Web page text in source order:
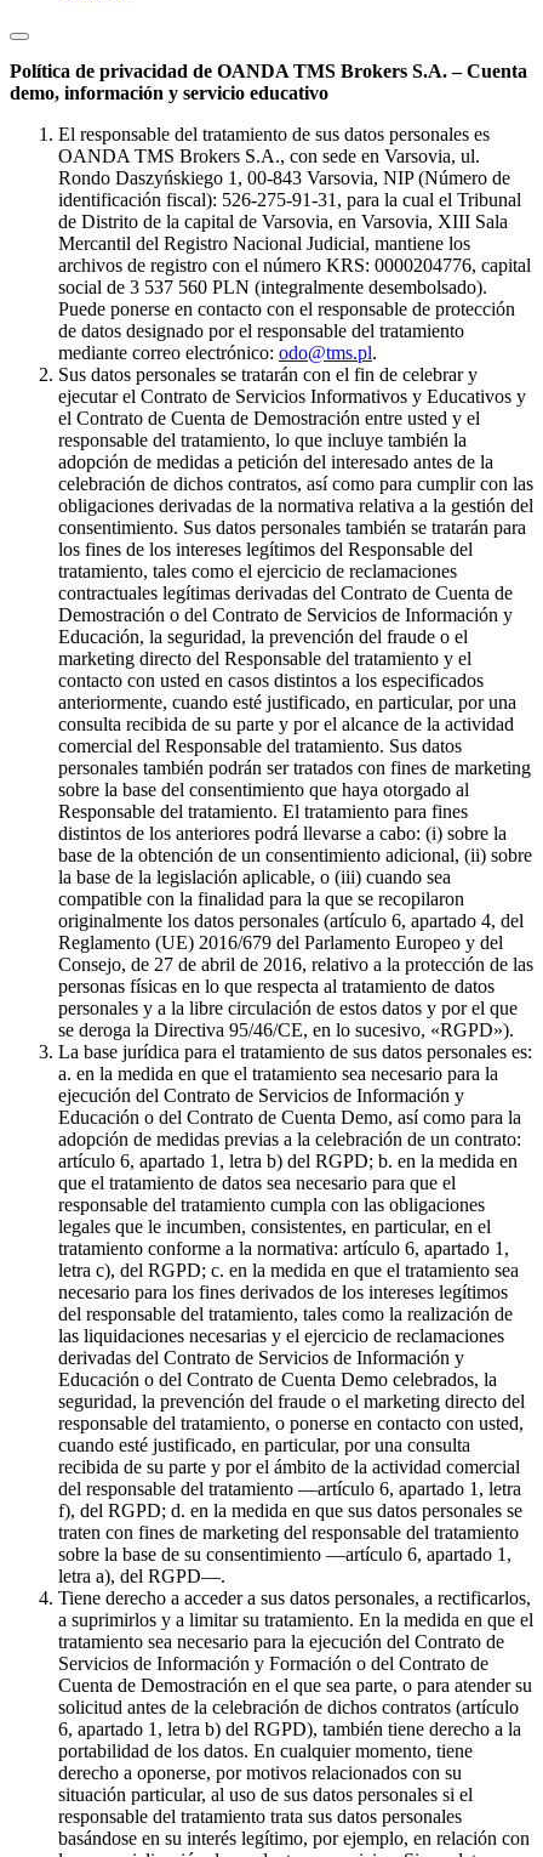
Política de privacidad de OANDA TMS Brokers S.A. – Cuenta
demo, información y servicio educativo
El responsable del tratamiento de sus datos personales es
OANDA TMS Brokers S.A., con sede en Varsovia, ul.
Rondo Daszyńskiego 1, 00-843 Varsovia, NIP (Número de
identificación fiscal): 526-275-91-31, para la cual el Tribunal
de Distrito de la capital de Varsovia, en Varsovia, XIII Sala
Mercantil del Registro Nacional Judicial, mantiene los
archivos de registro con el número KRS: 0000204776, capital
social de 3 537 560 PLN (integralmente desembolsado).
Puede ponerse en contacto con el responsable de protección
de datos designado por el responsable del tratamiento
mediante correo electrónico: odo@tms.pl.
Sus datos personales se tratarán con el fin de celebrar y
ejecutar el Contrato de Servicios Informativos y Educativos y
el Contrato de Cuenta de Demostración entre usted y el
responsable del tratamiento, lo que incluye también la
adopción de medidas a petición del interesado antes de la
celebración de dichos contratos, así como para cumplir con las
obligaciones derivadas de la normativa relativa a la gestión del
consentimiento. Sus datos personales también se tratarán para
los fines de los intereses legítimos del Responsable del
tratamiento, tales como el ejercicio de reclamaciones
contractuales legítimas derivadas del Contrato de Cuenta de
Demostración o del Contrato de Servicios de Información y
Educación, la seguridad, la prevención del fraude o el
marketing directo del Responsable del tratamiento y el
contacto con usted en casos distintos a los especificados
anteriormente, cuando esté justificado, en particular, por una
consulta recibida de su parte y por el alcance de la actividad
comercial del Responsable del tratamiento. Sus datos
personales también podrán ser tratados con fines de marketing
sobre la base del consentimiento que haya otorgado al
Responsable del tratamiento. El tratamiento para fines
distintos de los anteriores podrá llevarse a cabo: (i) sobre la
base de la obtención de un consentimiento adicional, (ii) sobre
la base de la legislación aplicable, o (iii) cuando sea
compatible con la finalidad para la que se recopilaron
originalmente los datos personales (artículo 6, apartado 4, del
Reglamento (UE) 2016/679 del Parlamento Europeo y del
Consejo, de 27 de abril de 2016, relativo a la protección de las
personas físicas en lo que respecta al tratamiento de datos
personales y a la libre circulación de estos datos y por el que
se deroga la Directiva 95/46/CE, en lo sucesivo, «RGPD»).
La base jurídica para el tratamiento de sus datos personales es:
a. en la medida en que el tratamiento sea necesario para la
ejecución del Contrato de Servicios de Información y
Educación o del Contrato de Cuenta Demo, así como para la
adopción de medidas previas a la celebración de un contrato:
artículo 6, apartado 1, letra b) del RGPD; b. en la medida en
que el tratamiento de datos sea necesario para que el
responsable del tratamiento cumpla con las obligaciones
legales que le incumben, consistentes, en particular, en el
tratamiento conforme a la normativa: artículo 6, apartado 1,
letra c), del RGPD; c. en la medida en que el tratamiento sea
necesario para los fines derivados de los intereses legítimos
del responsable del tratamiento, tales como la realización de
las liquidaciones necesarias y el ejercicio de reclamaciones
derivadas del Contrato de Servicios de Información y
Educación o del Contrato de Cuenta Demo celebrados, la
seguridad, la prevención del fraude o el marketing directo del
responsable del tratamiento, o ponerse en contacto con usted,
cuando esté justificado, en particular, por una consulta
recibida de su parte y por el ámbito de la actividad comercial
del responsable del tratamiento —artículo 6, apartado 1, letra
f), del RGPD; d. en la medida en que sus datos personales se
traten con fines de marketing del responsable del tratamiento
sobre la base de su consentimiento —artículo 6, apartado 1,
letra a), del RGPD—.
Tiene derecho a acceder a sus datos personales, a rectificarlos,
a suprimirlos y a limitar su tratamiento. En la medida en que el
tratamiento sea necesario para la ejecución del Contrato de
Servicios de Información y Formación o del Contrato de
Cuenta de Demostración en el que sea parte, o para atender su
solicitud antes de la celebración de dichos contratos (artículo
6, apartado 1, letra b) del RGPD), también tiene derecho a la
portabilidad de los datos. En cualquier momento, tiene
derecho a oponerse, por motivos relacionados con su
situación particular, al uso de sus datos personales si el
responsable del tratamiento trata sus datos personales
basándose en su interés legítimo, por ejemplo, en relación con